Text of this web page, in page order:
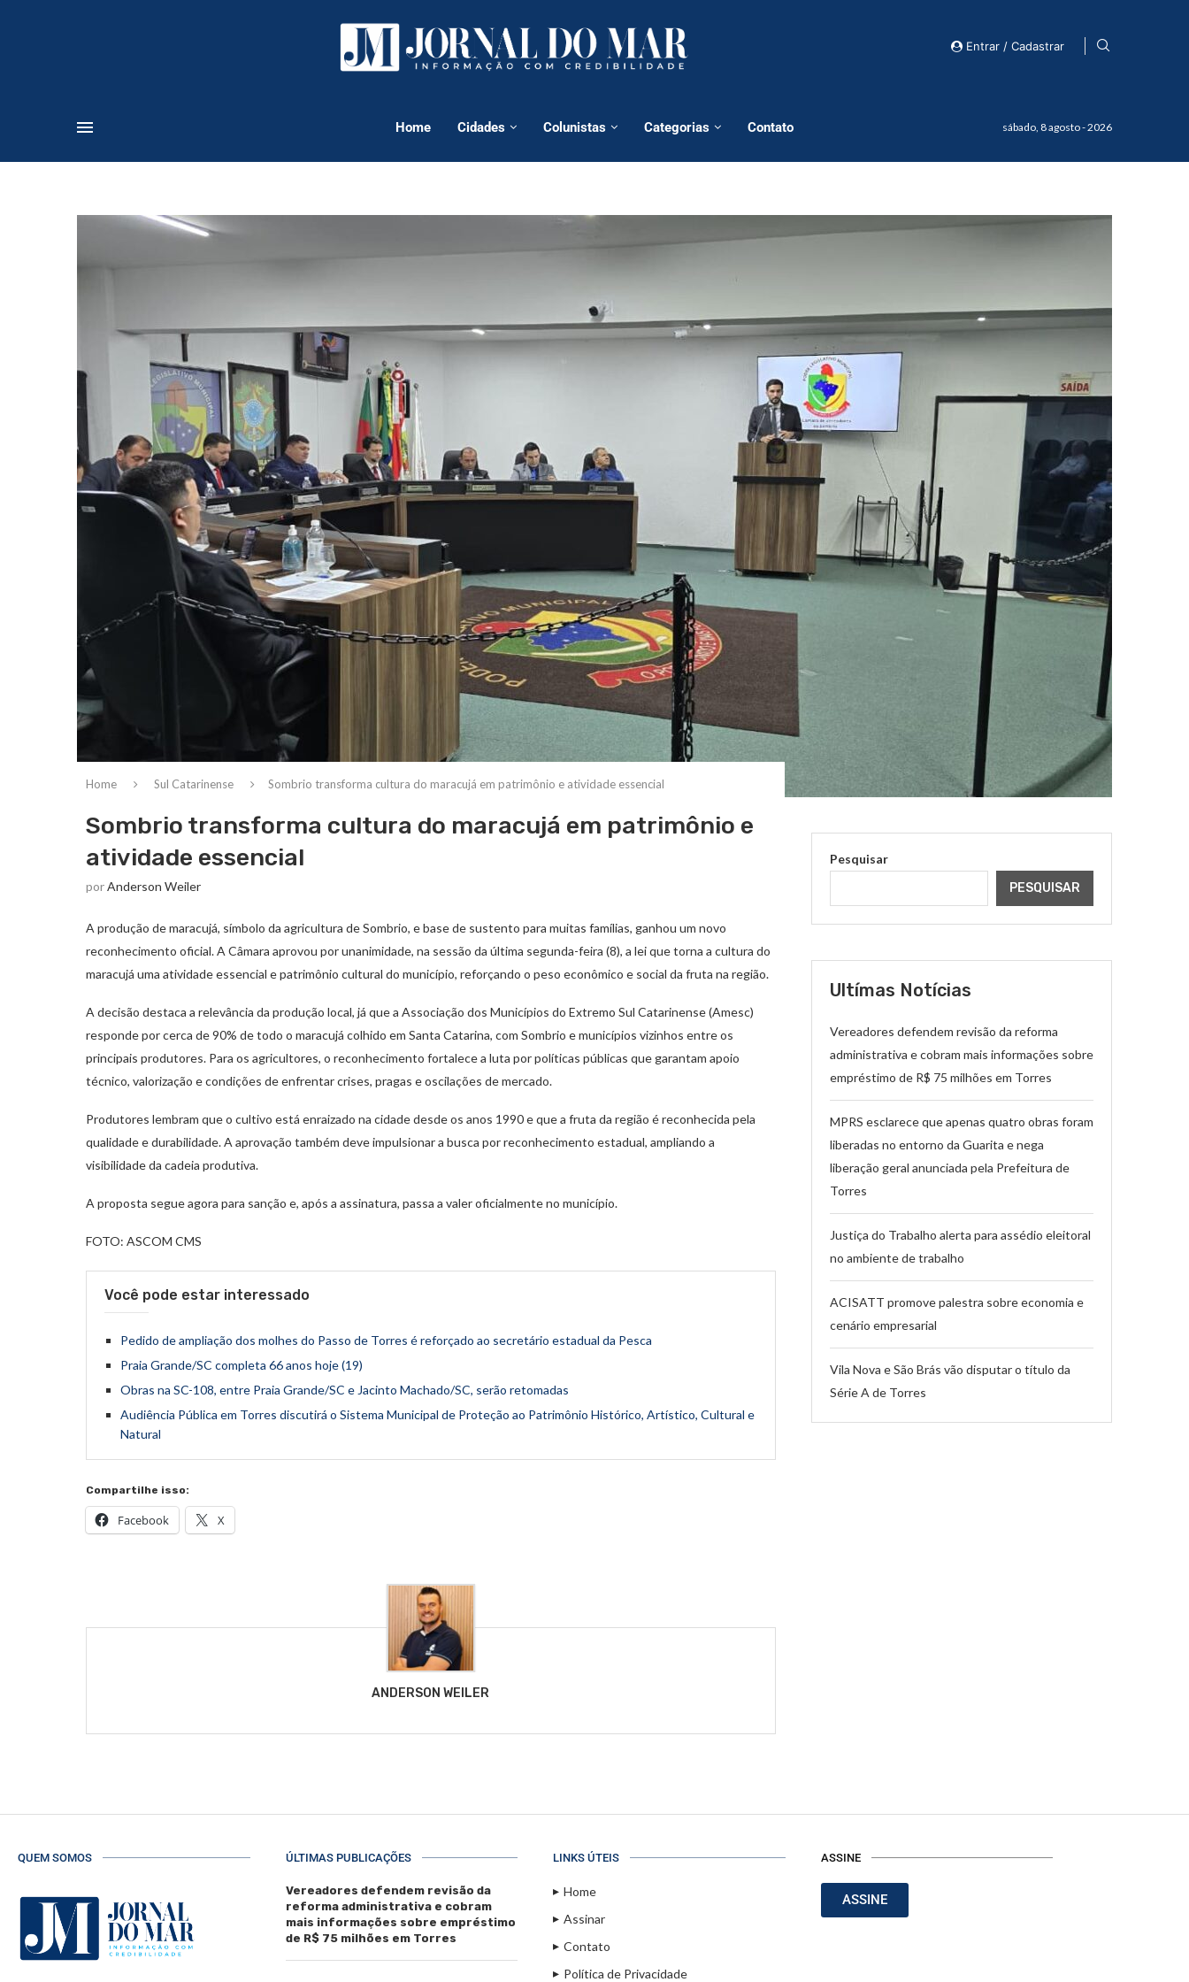
Entrar / Cadastrar
Home Cidades Colunistas Categorias Contato sábado, 8 agosto - 2026
Home Sul Catarinense Sombrio transforma cultura do maracujá em patrimônio e atividade essencial
Sombrio transforma cultura do maracujá em patrimônio e
atividade essencial
porAnderson Weiler
A produção de maracujá, símbolo da agricultura de Sombrio, e base de sustento para muitas famílias, ganhou um novo
reconhecimento oficial. A Câmara aprovou por unanimidade, na sessão da última segunda-feira (8), a lei que torna a cultura do
maracujá uma atividade essencial e patrimônio cultural do município, reforçando o peso econômico e social da fruta na região.
A decisão destaca a relevância da produção local, já que a Associação dos Municípios do Extremo Sul Catarinense (Amesc)
responde por cerca de 90% de todo o maracujá colhido em Santa Catarina, com Sombrio e municípios vizinhos entre os
principais produtores. Para os agricultores, o reconhecimento fortalece a luta por políticas públicas que garantam apoio
técnico, valorização e condições de enfrentar crises, pragas e oscilações de mercado.
Produtores lembram que o cultivo está enraizado na cidade desde os anos 1990 e que a fruta da região é reconhecida pela
qualidade e durabilidade. A aprovação também deve impulsionar a busca por reconhecimento estadual, ampliando a
visibilidade da cadeia produtiva.
A proposta segue agora para sanção e, após a assinatura, passa a valer oficialmente no município.
FOTO: ASCOM CMS
Você pode estar interessado
Pedido de ampliação dos molhes do Passo de Torres é reforçado ao secretário estadual da Pesca
Praia Grande/SC completa 66 anos hoje (19)
Obras na SC-108, entre Praia Grande/SC e Jacinto Machado/SC, serão retomadas
Audiência Pública em Torres discutirá o Sistema Municipal de Proteção ao Patrimônio Histórico, Artístico, Cultural e
Natural
Compartilhe isso:
Facebook X
ANDERSON WEILER
Pesquisar
PESQUISAR
Ultímas Notícias
Vereadores defendem revisão da reforma
administrativa e cobram mais informações sobre
empréstimo de R$ 75 milhões em Torres
MPRS esclarece que apenas quatro obras foram
liberadas no entorno da Guarita e nega
liberação geral anunciada pela Prefeitura de
Torres
Justiça do Trabalho alerta para assédio eleitoral
no ambiente de trabalho
ACISATT promove palestra sobre economia e
cenário empresarial
Vila Nova e São Brás vão disputar o título da
Série A de Torres
QUEM SOMOS ÚLTIMAS PUBLICAÇÕES
Vereadores defendem revisão da
reforma administrativa e cobram
mais informações sobre empréstimo
de R$ 75 milhões em Torres
LINKS ÚTEIS
Home
Assinar
Contato
Política de Privacidade
ASSINE
ASSINE